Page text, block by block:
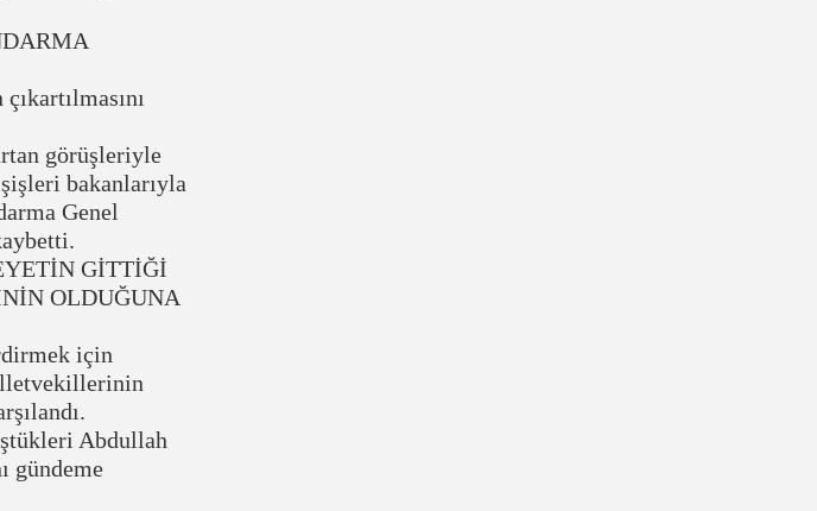
görüşleriyle
bakanlarıyla
Genel
GİTTİĞİ
OLDUĞUNA
için
Abdullah
gündeme